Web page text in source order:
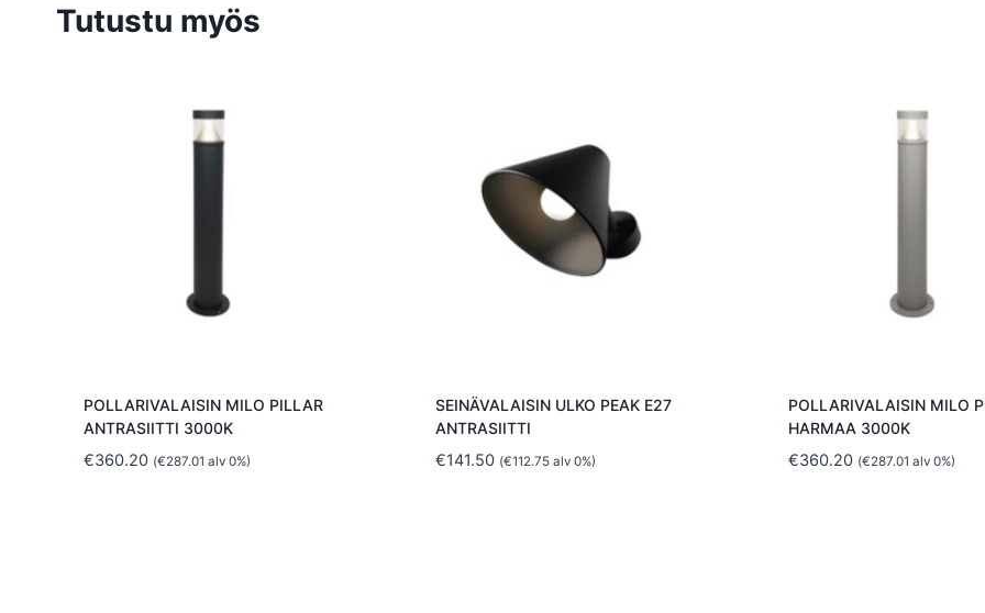
Tutustu myös
POLLARIVALAISIN MILO PILLAR
ANTRASIITTI 3000K
€360.20 (€287.01 alv 0%)
SEINÄVALAISIN ULKO PEAK E27
ANTRASIITTI
€141.50 (€112.75 alv 0%)
POLLARIVALAISIN MILO
HARMAA 3000K
€360.20 (€287.01 alv 0%)